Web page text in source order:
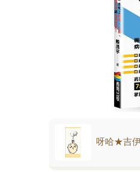
呀哈★吉